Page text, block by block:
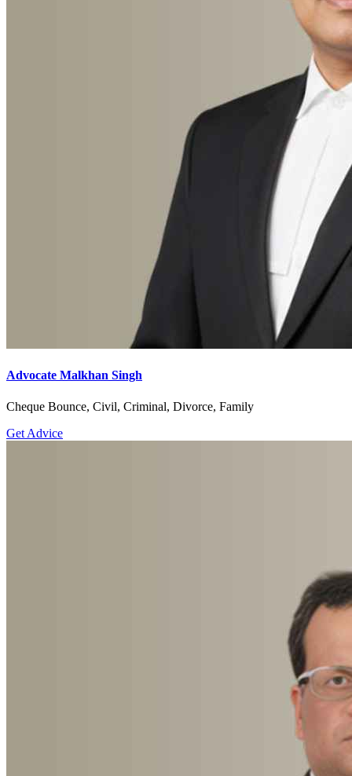
Advocate Malkhan Singh
Cheque Bounce, Civil, Criminal, Divorce, Family
Get Advice